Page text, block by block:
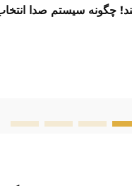
چگونه سیستم صدا